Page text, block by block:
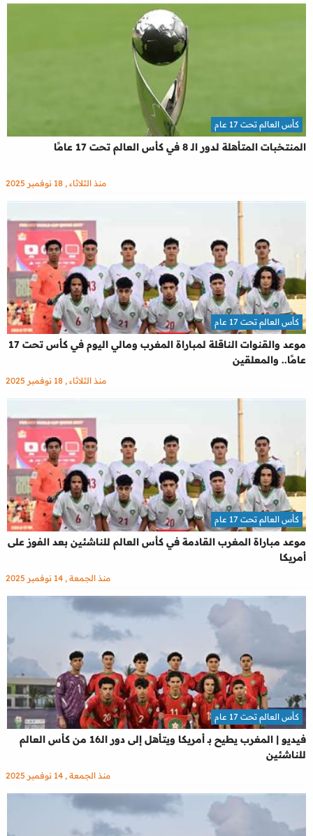
المنتخبات المتأهلة لدور الـ 8 في كأس العالم تحت 17 عامًا
كأس العالم تحت 17 عام
منذ الثلاثاء , 18 نوفمبر 2025
موعد والقنوات الناقلة لمباراة المغرب ومالي اليوم في كأس تحت 17
عامًا.. والمعلقين
كأس العالم تحت 17 عام
منذ الثلاثاء , 18 نوفمبر 2025
موعد مباراة المغرب القادمة في كأس العالم للناشئين بعد الفوز على
أمريكا
كأس العالم تحت 17 عام
منذ الجمعة , 14 نوفمبر 2025
فيديو | المغرب يطيح بـ أمريكا ويتأهل إلى دور الـ16 من كأس العالم
للناشئين
كأس العالم تحت 17 عام
منذ الجمعة , 14 نوفمبر 2025